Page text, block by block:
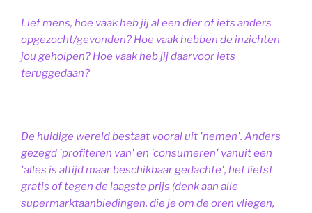
Lief mens, hoe vaak heb jij al een dier of iets anders
opgezocht/gevonden? Hoe vaak hebben de inzichten
jou geholpen? Hoe vaak heb jij daarvoor iets
teruggedaan?
De huidige wereld bestaat vooral uit 'nemen'. Anders
gezegd 'profiteren van' en 'consumeren' vanuit een
'alles is altijd maar beschikbaar gedachte', het liefst
gratis of tegen de laagste prijs (denk aan alle
supermarktaanbiedingen, die je om de oren vliegen,